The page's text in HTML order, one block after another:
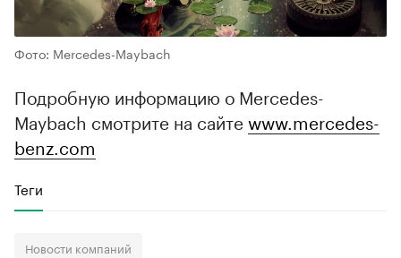
Фото: Mercedes-Maybach
Подробную информацию о Mercedes-
Maybach смотрите на сайте www.mercedes-
benz.com
Теги
Новости компаний